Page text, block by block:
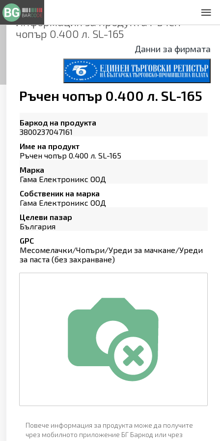
Информация за продуктаРъчен
чопър 0.400 л. SL-165
Данни за фирмата
Ръчен чопър 0.400 л. SL-165
Баркод на продукта
3800237047161
Име на продукт
Ръчен чопър 0.400 л. SL-165
Марка
Гама Електроникс ООД
Собственик на марка
Гама Електроникс ООД
Целеви пазар
България
GPC
Месомелачки/Чопъри/Уреди за мачкане/Уреди
за паста (без захранване)
Повече информация за продукта може да получите
чрез мобилното приложение БГ Баркод или чрез
Общи условия
Декларация за проверителност
Заснемане на продукти
Контакти